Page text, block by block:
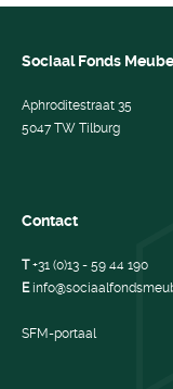
Sociaal Fonds
Aphroditestraat 35
5047 TW Tilburg
Contact
T+31 (0)13 - 59 44 190
E
SFM-portaal